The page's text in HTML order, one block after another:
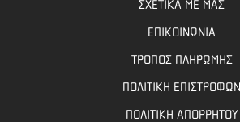
ΣΧΕΤΙΚΑ ΜΕ ΜΑΣ
ΕΠΙΚΟΙΝΩΝΙΑ
ΤΡΟΠΟΣ ΠΛΗΡΩΜΗΣ
ΠΟΛΙΤΙΚΗ ΕΠΙΣΤΡΟΦΩΝ
ΠΟΛΙΤΙΚΗ ΑΠΟΡΡΗΤΟΥ